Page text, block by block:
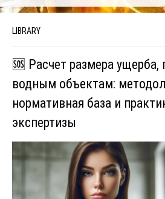
LIBRARY
🆘 Расчет размера ущерба,
водным объектам:
нормативная база и
экспертизы